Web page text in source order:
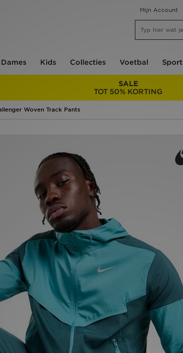
Mijn Account
Dames Kids Collecties Voetbal Sport
SALE
TOT 50% KORTING
Woven Track Pants